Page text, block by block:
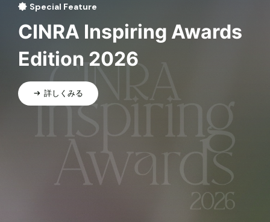
Special Feature
CINRA Inspiring Awards
Edition 2026
詳しくみる